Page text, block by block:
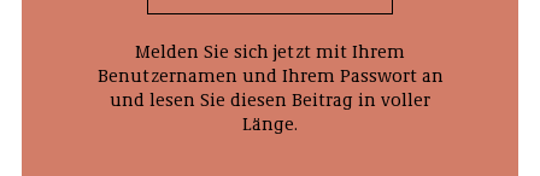
Melden Sie sich jetzt mit Ihrem
Benutzernamen und Ihrem Passwort an
und lesen Sie diesen Beitrag in voller
Länge.